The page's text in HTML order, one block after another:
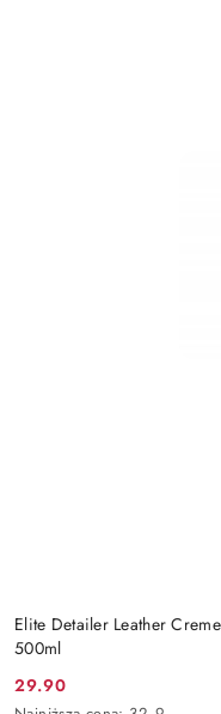
Elite Detailer Leather
500ml
Cena
29.90